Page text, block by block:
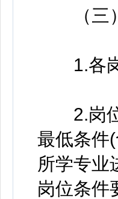
（三）
1.各岗
2.岗位
最低条件
所学专业
岗位条件